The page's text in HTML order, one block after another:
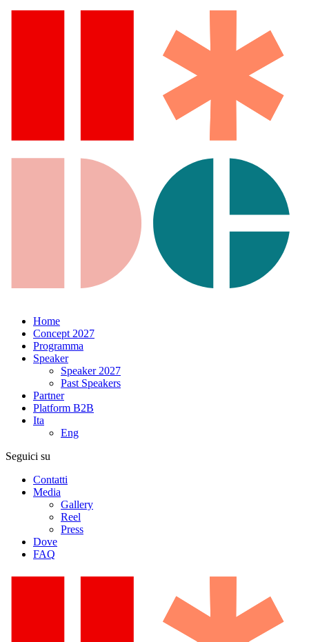
Home
Concept 2027
Programma
Speaker
Speaker 2027
Past Speakers
Partner
Platform B2B
Ita
Eng
Seguici su
Contatti
Media
Gallery
Reel
Press
Dove
FAQ